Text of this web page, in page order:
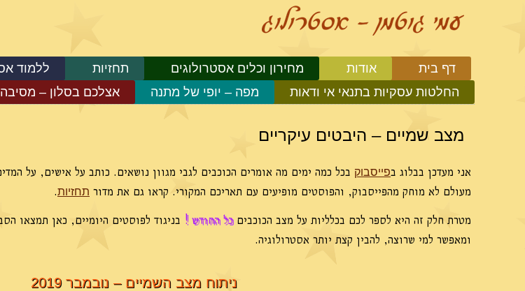
דף בית אודות מחירון וכלים אסטרולוגים תחזיות ללמוד
החלטות עסקיות בתנאי אי ודאות
מפה – יופי של מתנה אצלכם בסלון –
מצב שמיים – היבטים עיקריים
אני מעדכן בבלוג בפייסבוק בכל כמה ימים מה אומרים הכוכבים לגבי מגוון נושאים. כותב על אישים, על
מעולם לא מוחק מהפייסבוק, והפוסטים מופיעים עם תאריכם המקורי. קראו גם את מדור תחזיות.
מטרת חלק זה היא לספר לכם בכלליות על מצב הכוכביםכל החודש ! בניגוד לפוסטים היומיים, כאן תמצאו
ומאפשר למי שרוצה, להבין קצת יותר אסטרולוגיה.
ניתוח מצב השמיים – נובמבר 2019